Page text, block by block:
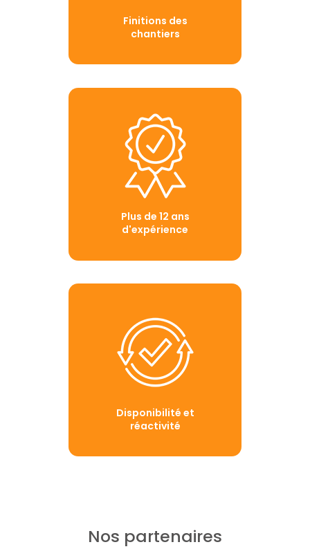
Finitions des
chantiers
Plus de 12 ans
d'expérience
Disponibilité et
réactivité
Nos partenaires